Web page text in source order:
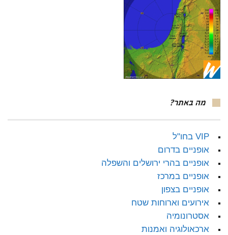
מה באתר?
VIP בחו"ל
אופניים בדרום
אופניים בהרי ירושלים והשפלה
אופניים במרכז
אופניים בצפון
אירועים וארוחות שטח
אסטרונומיה
ארכאולוגיה ואמנות